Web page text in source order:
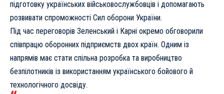
підготовку українських військовослужбовців і допомагають
розвивати спроможності Сил оборони України.
Під час переговорів Зеленський і Карні окремо обговорили
співпрацю оборонних підприємств двох країн. Одним із
напрямів має стати спільна розробка та виробництво
безпілотників із використанням українського бойового й
технологічного досвіду.